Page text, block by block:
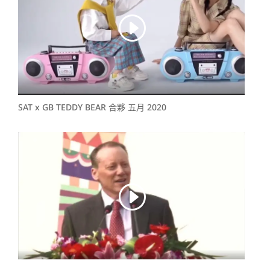
SAT x GB TEDDY BEAR 合夥 五月 2020